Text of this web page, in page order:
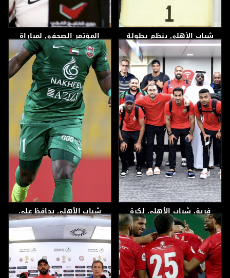
شباب الأهلي ينظم بطولة
شباب الأهلي للجوجيتسو
للإناث
16 أبريل، 2019
المؤتمر الصحفي لمباراة
شباب الأهلي والوحدة قبل
المباراة
16 أبريل، 2019
فريق شباب الأهلي لكرة
السلة في معسكره في
البحرين
16 أبريل، 2019
شباب الأهلي يحافظ على
المركز الثاني في المركز
الثاني